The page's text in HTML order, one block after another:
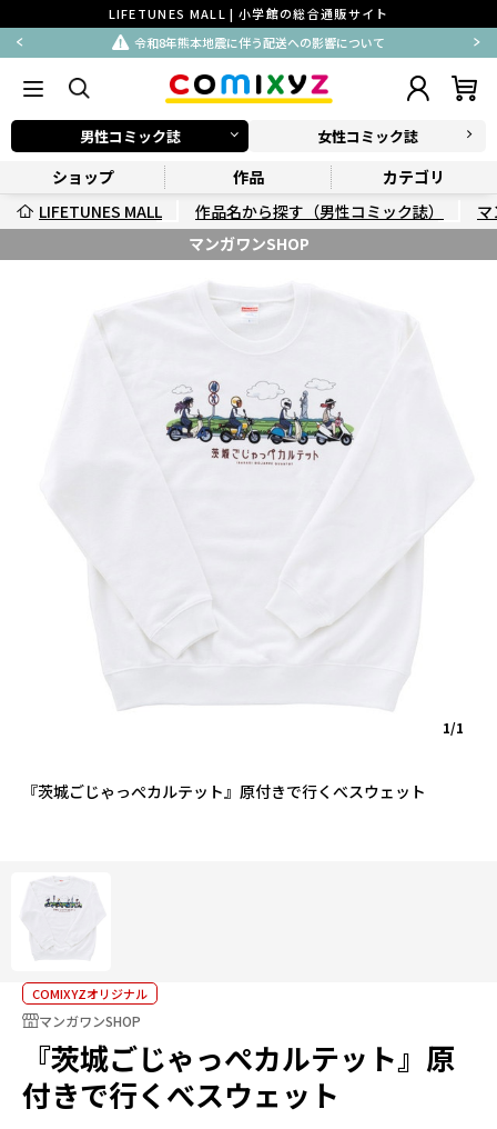
LIFETUNES MALL | 小学館の総合通販サイト
令和8年熊本地震に伴う配送への影響について
男性コミック誌 女性コミック誌
ショップ 作品
カテゴリ
LIFETUNES MALL
作品名から探す（男性コミック誌）
マンガワンSHOP
『茨城ごじゃっぺカルテット』原付きで行くべスウェット
1/1
COMIXYZオリジナル
マンガワンSHOP
『茨城ごじゃっぺカルテット』原
付きで行くべスウェット